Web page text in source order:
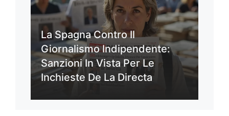
La Spagna Contro Il
Giornalismo Indipendente:
Sanzioni In Vista Per Le
Inchieste De La Directa